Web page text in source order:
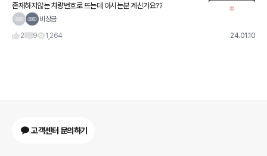
존재하지않는 차량번호로 뜨는데 아시는분 계신가요??
비상금
2
9 1,264 24.01.10
고객센터 문의하기